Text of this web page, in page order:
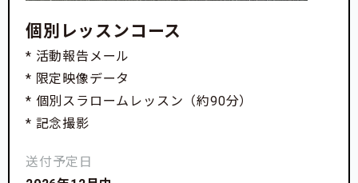
個別レッスンコース
* 活動報告メール
* 限定映像データ
* 個別スラロームレッスン（約90分）
* 記念撮影
送付予定日